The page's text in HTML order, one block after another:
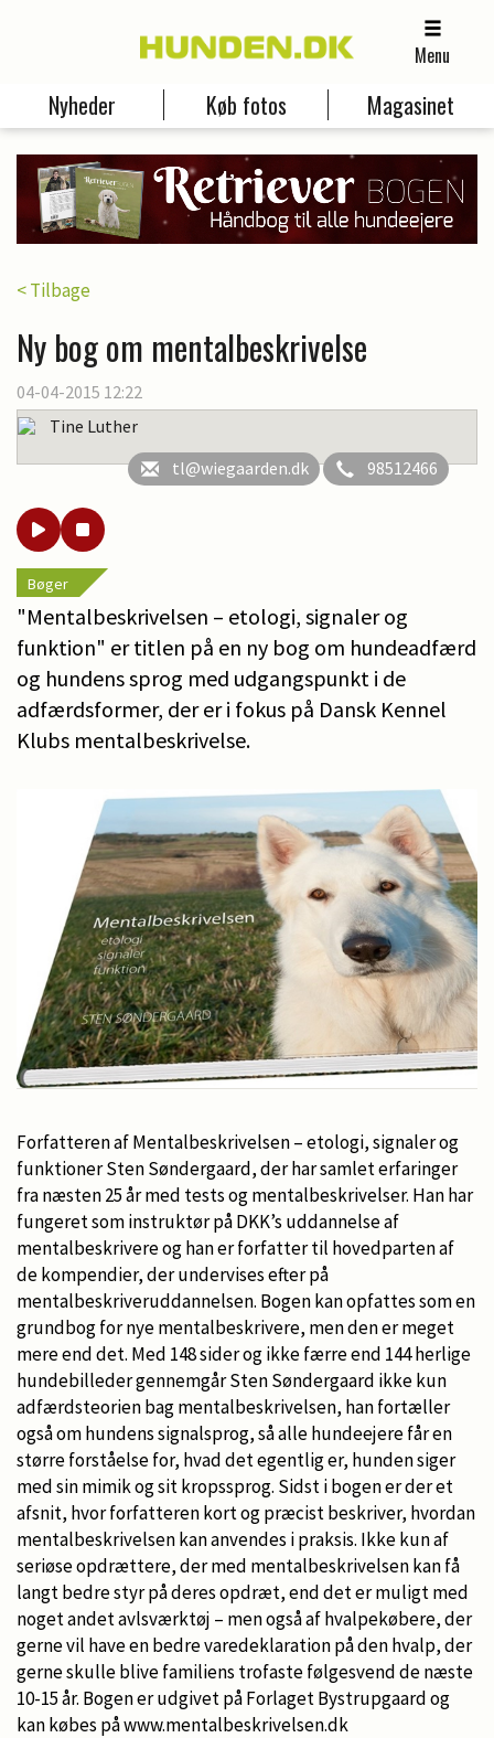
Menu
Nyheder Køb fotos Magasinet
< Tilbage
Ny bog om mentalbeskrivelse
04-04-2015 12:22
Tine Luther
tl@wiegaarden.dk
98512466
Bøger
"Mentalbeskrivelsen – etologi, signaler og
funktion" er titlen på en ny bog om hundeadfærd
og hundens sprog med udgangspunkt i de
adfærdsformer, der er i fokus på Dansk Kennel
Klubs mentalbeskrivelse.
Forfatteren af Mentalbeskrivelsen – etologi, signaler og
funktioner Sten Søndergaard, der har samlet erfaringer
fra næsten 25 år med tests og mentalbeskrivelser. Han har
fungeret som instruktør på DKK’s uddannelse af
mentalbeskrivere og han er forfatter til hovedparten af
de kompendier, der undervises efter på
mentalbeskriveruddannelsen. Bogen kan opfattes som en
grundbog for nye mentalbeskrivere, men den er meget
mere end det. Med 148 sider og ikke færre end 144 herlige
hundebilleder gennemgår Sten Søndergaard ikke kun
adfærdsteorien bag mentalbeskrivelsen, han fortæller
også om hundens signalsprog, så alle hundeejere får en
større forståelse for, hvad det egentlig er, hunden siger
med sin mimik og sit kropssprog. Sidst i bogen er der et
afsnit, hvor forfatteren kort og præcist beskriver, hvordan
mentalbeskrivelsen kan anvendes i praksis. Ikke kun af
seriøse opdrættere, der med mentalbeskrivelsen kan få
langt bedre styr på deres opdræt, end det er muligt med
noget andet avlsværktøj – men også af hvalpekøbere, der
gerne vil have en bedre varedeklaration på den hvalp, der
gerne skulle blive familiens trofaste følgesvend de næste
10-15 år. Bogen er udgivet på Forlaget Bystrupgaard og
kan købes på www.mentalbeskrivelsen.dk